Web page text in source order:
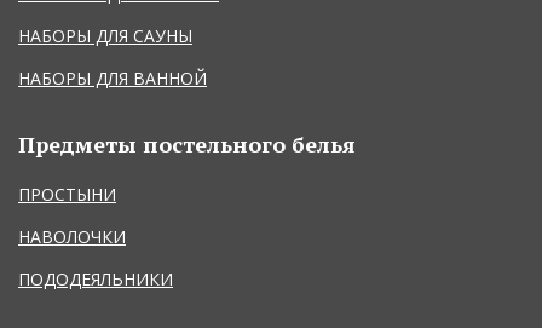
НАБОРЫ ДЛЯ САУНЫ
НАБОРЫ ДЛЯ ВАННОЙ
Предметы постельного белья
ПРОСТЫНИ
НАВОЛОЧКИ
ПОДОДЕЯЛЬНИКИ